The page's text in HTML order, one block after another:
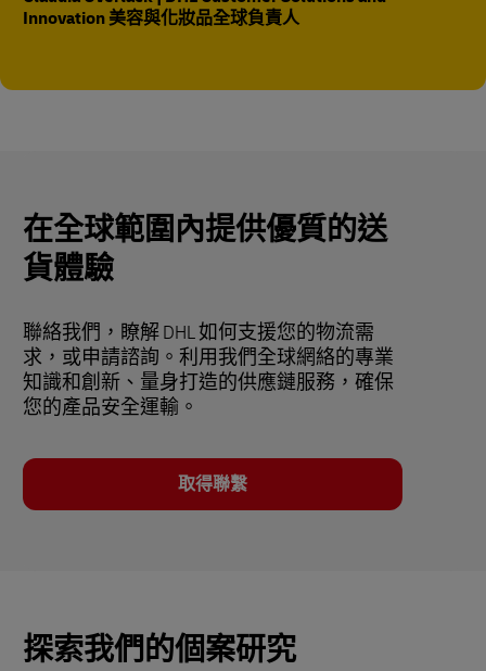
Innovation 美容與化妝品全球負責人
在全球範圍內提供優質的送
貨體驗
聯絡我們，瞭解 DHL 如何支援您的物流需
求，或申請諮詢。利用我們全球網絡的專業
知識和創新、量身打造的供應鏈服務，確保
您的產品安全運輸。
取得聯繫
探索我們的個案研究